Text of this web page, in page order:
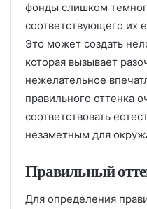
фонды слишком
соответствующего их
Это может создать
которая вызывает
нежелательное
правильного оттенка
соответствовать
незаметным для
Правильный
Для определения